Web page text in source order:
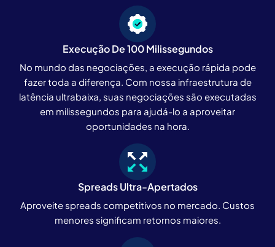
Execução De 100 Milissegundos
No mundo das negociações, a execução rápida pode
fazer toda a diferença. Com nossa infraestrutura de
latência ultrabaixa, suas negociações são executadas
em milissegundos para ajudá-lo a aproveitar
oportunidades na hora.
Spreads Ultra-Apertados
Aproveite spreads competitivos no mercado. Custos
menores significam retornos maiores.